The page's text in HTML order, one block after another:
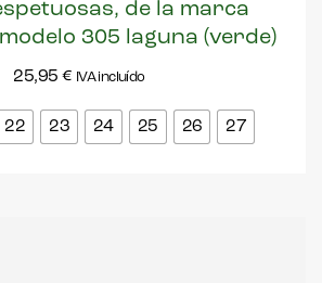
de la marca
305 laguna (verde)
25,95 € IVA incluído
22 23 24 25 26 27